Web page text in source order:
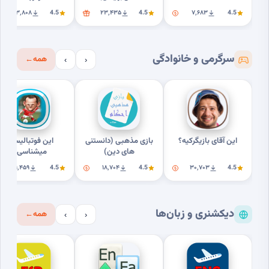
4.5 ۷٬۶۸۳ 4.5 ۲۳٬۴۳۵ 4.5 ۲۳٬۸۰۸
سرگرمی و خانوادگی ‹
› همه←
این آقای بازیگرکیه؟
4.5 ۳۰٬۷۰۳
بازی مذهبی (دانستنی
های دین)
4.5 ۱۸٬۷۰۴
این فوتبالیستو
میشناسی؟
4.5 ۹٬۴۵۹
دیکشنری و زبان‌ها ‹
› همه←